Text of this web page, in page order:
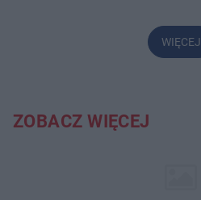
WIĘCEJ
ZOBACZ WIĘCEJ